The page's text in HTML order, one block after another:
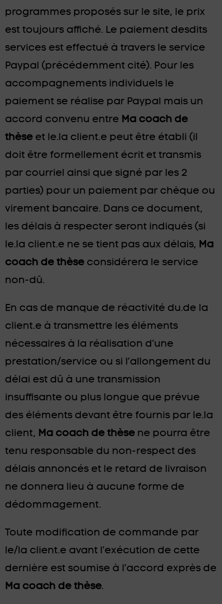
programmes proposés sur le site, le prix
est toujours affiché. Le paiement desdits
services est effectué à travers le service
Paypal (précédemment cité). Pour les
accompagnements individuels le
paiement se réalise par Paypal mais un
accord convenu entre Ma coach de
thèse et le.la client.e peut être établi (il
doit être formellement écrit et transmis
par courriel ainsi que signé par les 2
parties) pour un paiement par chèque ou
virement bancaire. Dans ce document,
les délais à respecter seront indiqués (si
le.la client.e ne se tient pas aux délais, Ma
coach de thèse considérera le service
non-dû.
En cas de manque de réactivité du.de la
client.e à transmettre les éléments
nécessaires à la réalisation d’une
prestation/service ou si l’allongement du
délai est dû à une transmission
insuffisante ou plus longue que prévue
des éléments devant être fournis par le.la
client, Ma coach de thèse ne pourra être
tenu responsable du non-respect des
délais annoncés et le retard de livraison
ne donnera lieu à aucune forme de
dédommagement.
Toute modification de commande par
le/la client.e avant l’exécution de cette
dernière est soumise à l’accord exprès de
Ma coach de thèse.